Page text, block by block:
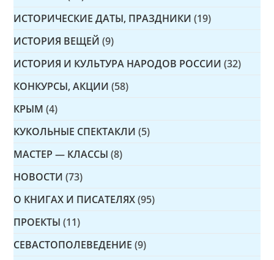
ИСТОРИЧЕСКИЕ ДАТЫ, ПРАЗДНИКИ (19)
ИСТОРИЯ ВЕЩЕЙ (9)
ИСТОРИЯ И КУЛЬТУРА НАРОДОВ РОССИИ (32)
КОНКУРСЫ, АКЦИИ (58)
КРЫМ (4)
КУКОЛЬНЫЕ СПЕКТАКЛИ (5)
МАСТЕР — КЛАССЫ (8)
НОВОСТИ (73)
О КНИГАХ И ПИСАТЕЛЯХ (95)
ПРОЕКТЫ (11)
СЕВАСТОПОЛЕВЕДЕНИЕ (9)